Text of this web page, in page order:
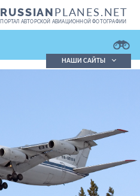
RUSSIANPLANES.NET
ПОРТАЛ АВТОРСКОЙ АВИАЦИОННОЙ ФОТОГРАФИИ
НАШИ САЙТЫ